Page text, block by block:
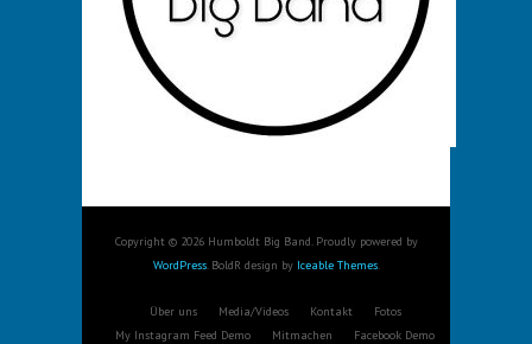
Copyright © 2026 Humboldt Big Band. Proudly powered by
WordPress. BoldR design by Iceable Themes.
Über uns Media/Videos Kontakt
Fotos
My Instagram Feed Demo
Mitmachen Facebook Demo